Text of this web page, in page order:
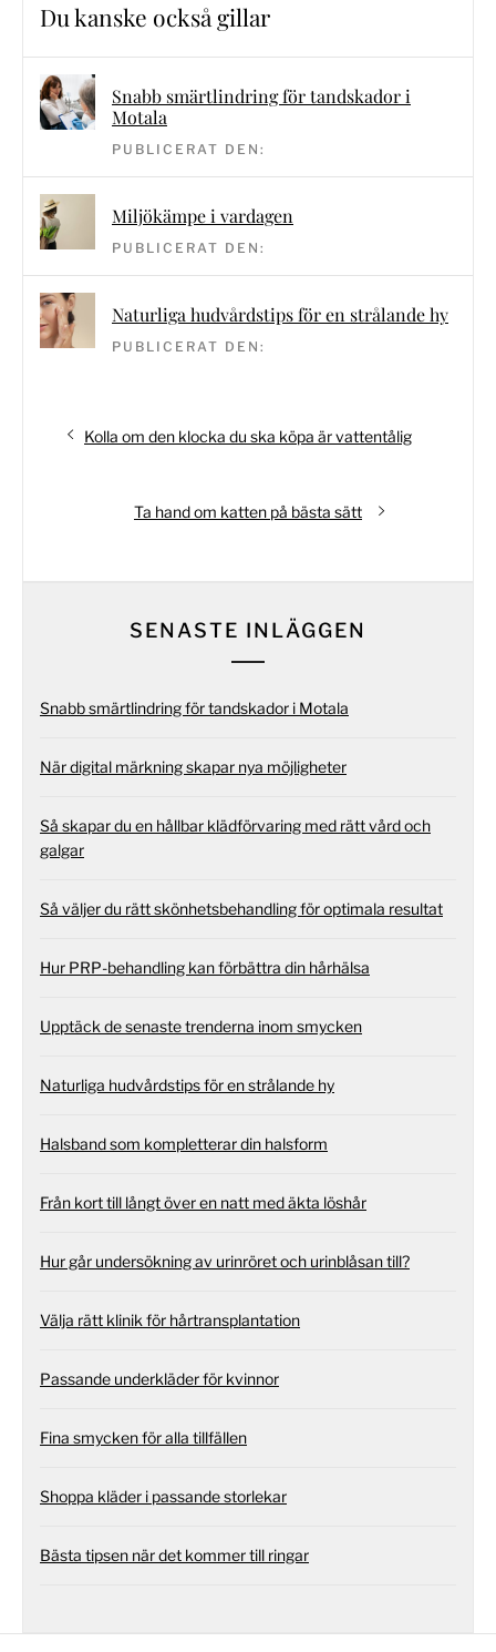
Du kanske också gillar
Snabb smärtlindring för tandskador i
Motala
PUBLICERAT DEN:
Miljökämpe i vardagen
PUBLICERAT DEN:
Naturliga hudvårdstips för en strålande hy
PUBLICERAT DEN:
Inläggsnavigering
Föregående
Kolla om den klocka du ska köpa är vattentålig
Nästa
Ta hand om katten på bästa sätt
SENASTE INLÄGGEN
Snabb smärtlindring för tandskador i Motala
När digital märkning skapar nya möjligheter
Så skapar du en hållbar klädförvaring med rätt vård och
galgar
Så väljer du rätt skönhetsbehandling för optimala resultat
Hur PRP-behandling kan förbättra din hårhälsa
Upptäck de senaste trenderna inom smycken
Naturliga hudvårdstips för en strålande hy
Halsband som kompletterar din halsform
Från kort till långt över en natt med äkta löshår
Hur går undersökning av urinröret och urinblåsan till?
Välja rätt klinik för hårtransplantation
Passande underkläder för kvinnor
Fina smycken för alla tillfällen
Shoppa kläder i passande storlekar
Bästa tipsen när det kommer till ringar